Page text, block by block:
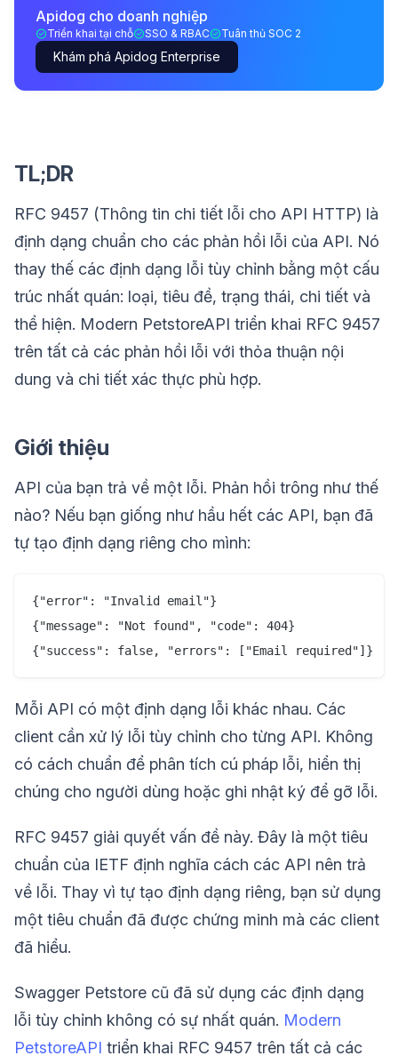
Apidog cho doanh nghiệp
Triển khai tại chỗ SSO & RBAC Tuân thủ SOC 2
Khám phá Apidog Enterprise
TL;DR
RFC 9457 (Thông tin chi tiết lỗi cho API HTTP) là
định dạng chuẩn cho các phản hồi lỗi của API. Nó
thay thế các định dạng lỗi tùy chỉnh bằng một cấu
trúc nhất quán: loại, tiêu đề, trạng thái, chi tiết và
thể hiện. Modern PetstoreAPI triển khai RFC 9457
trên tất cả các phản hồi lỗi với thỏa thuận nội
dung và chi tiết xác thực phù hợp.
Giới thiệu
API của bạn trả về một lỗi. Phản hồi trông như thế
nào? Nếu bạn giống như hầu hết các API, bạn đã
tự tạo định dạng riêng cho mình:
{"error": "Invalid email"}
{"message": "Not found", "code": 404}
Mỗi API có một định dạng lỗi khác nhau. Các
client cần xử lý lỗi tùy chỉnh cho từng API. Không
có cách chuẩn để phân tích cú pháp lỗi, hiển thị
chúng cho người dùng hoặc ghi nhật ký để gỡ lỗi.
RFC 9457 giải quyết vấn đề này. Đây là một tiêu
chuẩn của IETF định nghĩa cách các API nên trả
về lỗi. Thay vì tự tạo định dạng riêng, bạn sử dụng
một tiêu chuẩn đã được chứng minh mà các client
đã hiểu.
Swagger Petstore cũ đã sử dụng các định dạng
lỗi tùy chỉnh không có sự nhất quán. Modern
PetstoreAPI triển khai RFC 9457 trên tất cả các